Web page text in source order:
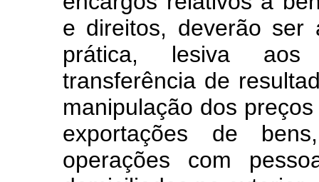
e direitos, deverão
prática, lesiva aos
transferência de
manipulação dos
exportações de
operações com